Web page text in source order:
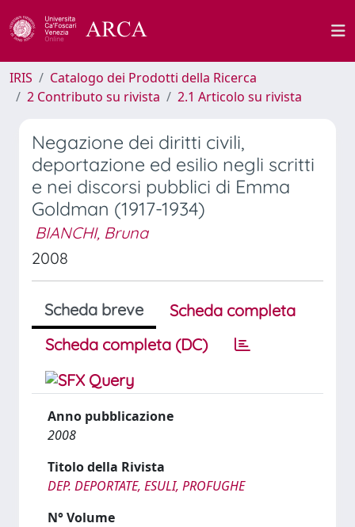
IRIS
Catalogo dei Prodotti della Ricerca
2 Contributo su rivista
2.1 Articolo su rivista
Negazione dei diritti civili,
deportazione ed esilio negli scritti
e nei discorsi pubblici di Emma
Goldman (1917-1934)
BIANCHI, Bruna
2008
Scheda breve
Scheda completa
Scheda completa (DC)
Anno pubblicazione
2008
Titolo della Rivista
DEP. DEPORTATE, ESULI, PROFUGHE
N° Volume